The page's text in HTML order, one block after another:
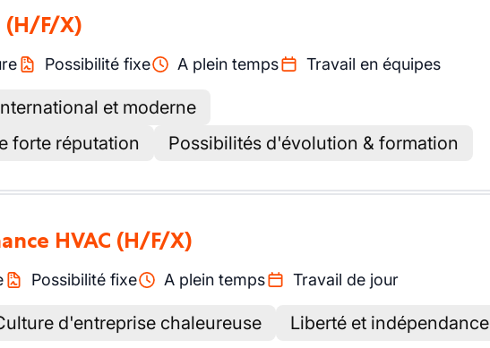
(H/F/X)
Possibilité fixe A plein temps Travail en équipes
et moderne
forte réputation
Possibilités d'évolution & formation
HVAC (H/F/X)
Possibilité fixe A plein temps Travail de jour
d'entreprise chaleureuse Liberté et indépendance